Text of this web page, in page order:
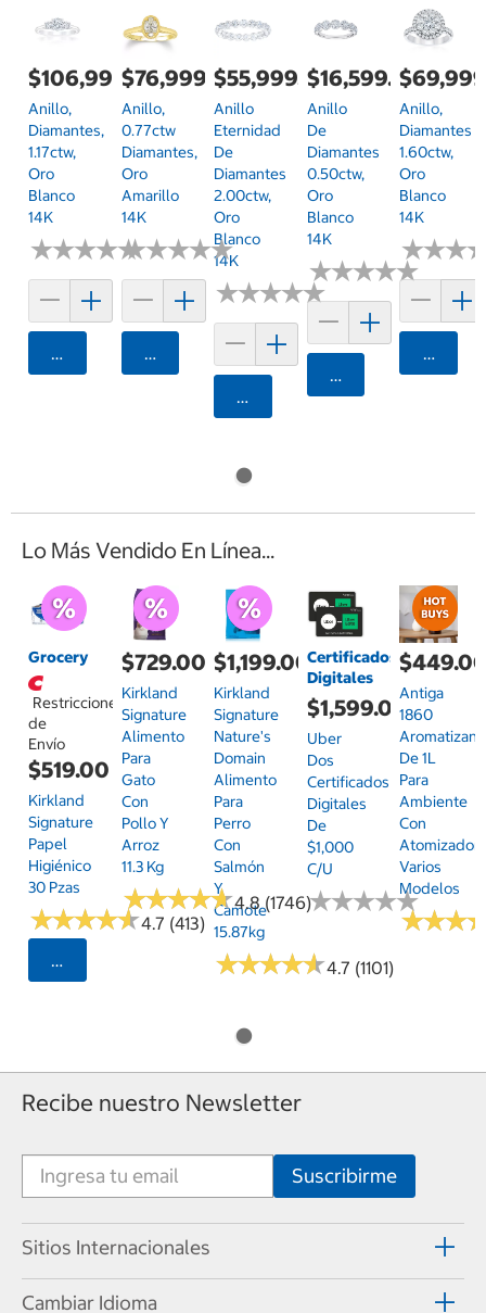
$106,999.00
Anillo,
Diamantes,
1.17ctw,
Oro
Blanco
14K
★★★★★
★★★★★
Agregar
$76,999.00
Anillo,
0.77ctw
Diamantes,
Oro
Amarillo
14K
★★★★★
★★★★★
Agregar
$55,999.00
Anillo
Eternidad
De
Diamantes
2.00ctw,
Oro
Blanco
14K
★★★★★
★★★★★
Agregar
$16,599.00
Anillo
De
Diamantes
0.50ctw,
Oro
Blanco
14K
★★★★★
★★★★★
Agregar
Anillo,
Diamantes
1.60ctw,
Oro
Blanco
14K
★★★
★★★
Lo Más Vendido En Línea...
Grocery
Restricciones
de
Envío
$519.00
Kirkland
Signature
Papel
Higiénico
30 Pzas
★★★★★
★★★★★4.7 (413)
Seleccionar Código Postal
$729.00
Kirkland
Signature
Alimento
Para
Gato
Con
Pollo Y
Arroz
11.3 Kg
★★★★★
★★★★★4.8 (1746)
$1,199.00
Kirkland
Signature
Nature's
Domain
Alimento
Para
Perro
Con
Salmón
Y
Camote
15.87kg
★★★★★
★★★★★4.7 (1101)
Certificados
Digitales
$1,599.00
Uber
Dos
Certificados
Digitales
De
$1,000
C/u
★★★★★
★★★★★
Antiga
1860
De 1L
Para
Ambiente
Con
Atomizador,
Varios
Modelos
★★★
★★★
Recibe nuestro Newsletter
Sitios Internacionales
Cambiar Idioma